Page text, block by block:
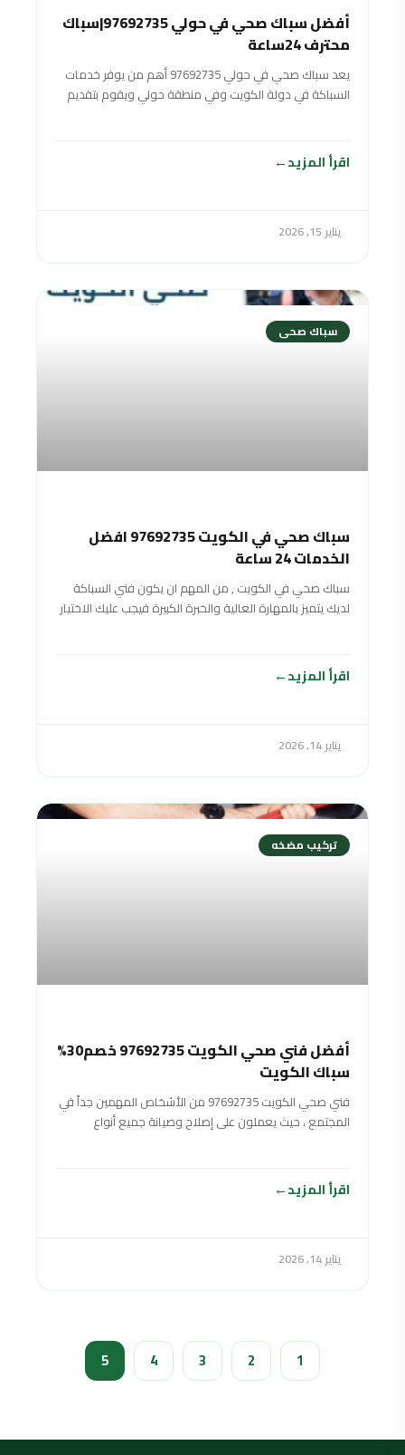
أفضل سباك صحي في حولي 97692735|سباك
محترف 24ساعة
يعد سباك صحي في حولي 97692735 أهم من يوفر خدمات
السباكة في دولة الكويت وفي منطقة حولي ويقوم بتقديم
اقرأ المزيد
يناير 15, 2026
سباك صحى
سباك صحي في الكويت 97692735 افضل
الخدمات 24 ساعة
سباك صحي في الكويت , من المهم ان يكون فني السباكة
لديك يتميز بالمهارة العالية والخبرة الكبيرة فيجب عليك الاختيار
اقرأ المزيد
يناير 14, 2026
تركيب مضخه
أفضل فني صحي الكويت 97692735 خصم30%
سباك الكويت
فني صحي الكويت 97692735 من الأشخاص المهمين جداً في
المجتمع ، حيث يعملون على إصلاح وصيانة جميع أنواع
اقرأ المزيد
يناير 14, 2026
1
2
3
4
5